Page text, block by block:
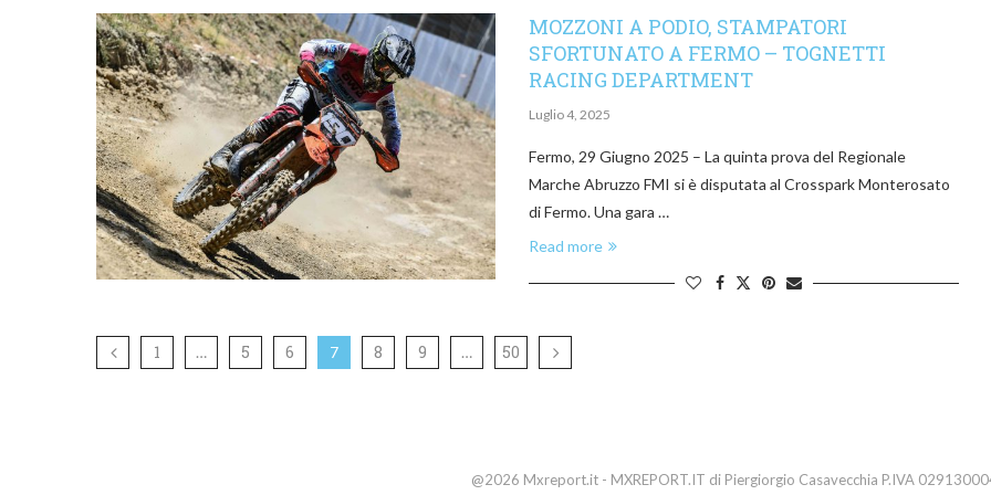
MOZZONI A PODIO, STAMPATORI
SFORTUNATO A FERMO – TOGNETTI
RACING DEPARTMENT
Luglio 4, 2025
Fermo, 29 Giugno 2025 – La quinta prova del Regionale
Marche Abruzzo FMI si è disputata al Crosspark Monterosato
di Fermo. Una gara …
Read more
1 … 5 6 7 8 9 … 50
@2026 Mxreport.it - MXREPORT.IT di Piergiorgio Casavecchia P.IVA